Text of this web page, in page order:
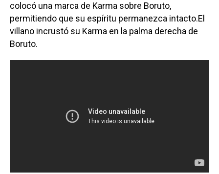
colocó una marca de Karma sobre Boruto,
permitiendo que su espíritu permanezca intacto.El
villano incrustó su Karma en la palma derecha de
Boruto.